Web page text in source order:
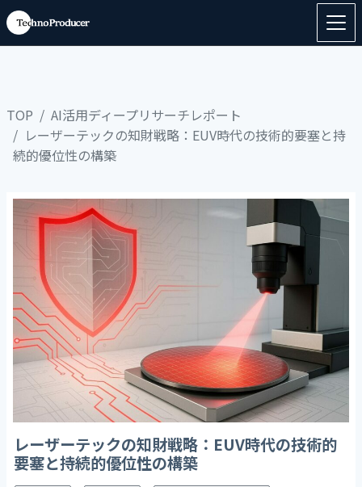
TOP
AI活用ディープリサーチレポート
レーザーテックの知財戦略：EUV時代の技術的要塞と持
続的優位性の構築
レーザーテックの知財戦略：EUV時代の技術的
要塞と持続的優位性の構築